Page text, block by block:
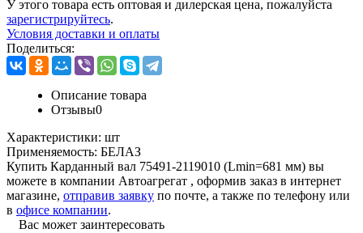
У этого товара есть оптовая и дилерская цена, пожалуйста
зарегистрируйтесь.
Условия доставки и оплаты
Поделиться:
Описание товара
Отзывы0
Характеристики: шт
Применяемость: БЕЛАЗ
Купить Карданный вал 75491-2119010 (Lmin=681 мм) вы
можете в компании Автоагрегат , оформив заказ в интернет
магазине, отправив заявку по почте, а также по телефону или
в офисе компании.
Вас может заинтересовать